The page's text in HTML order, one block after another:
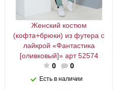
Женский костюм
(кофта+брюки) из футера с
лайкрой «Фантастика
[оливковый]» арт 52574
0
0
Есть в наличии